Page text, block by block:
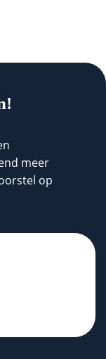
meer
op